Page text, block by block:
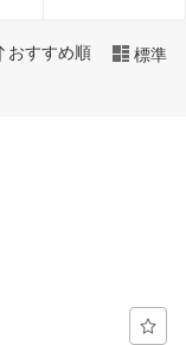
おすすめ順 標準